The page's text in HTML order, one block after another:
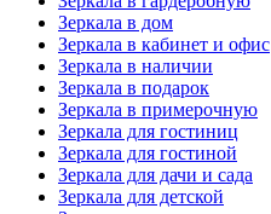
Зеркала в дом
Зеркала в кабинет и офис
Зеркала в наличии
Зеркала в подарок
Зеркала в примерочную
Зеркала для гостиниц
Зеркала для гостиной
Зеркала для дачи и сада
Зеркала для детской